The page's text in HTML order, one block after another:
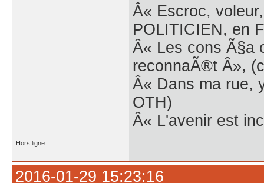
Â« Escroc,
POLITICIEN, en
Â« Les cons Ã§a
reconnaÃ®t Â»,
Â« Dans ma rue,
OTH)
Â« L'avenir est
Hors ligne
2016-01-29 15:23:16